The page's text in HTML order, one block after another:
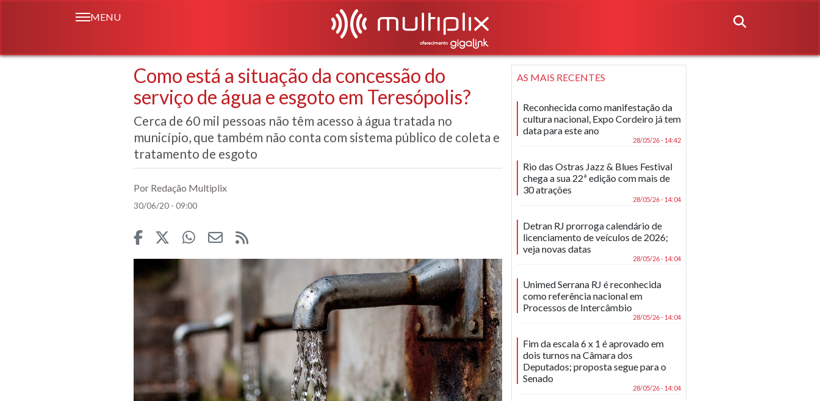
MENU
Como está a situação da concessão do
serviço de água e esgoto em Teresópolis?
Cerca de 60 mil pessoas não têm acesso à água tratada no
município, que também não conta com sistema público de coleta e
tratamento de esgoto
Por Redação Multiplix
30/06/20 - 09:00
AS MAIS RECENTES
Reconhecida como manifestação da
cultura nacional, Expo Cordeiro já tem
data para este ano
28/05/26 - 14:42
Rio das Ostras Jazz & Blues Festival
chega a sua 22ª edição com mais de
30 atrações
28/05/26 - 14:04
Detran RJ prorroga calendário de
licenciamento de veículos de 2026;
veja novas datas
28/05/26 - 14:04
Unimed Serrana RJ é reconhecida
como referência nacional em
Processos de Intercâmbio
28/05/26 - 14:04
Fim da escala 6 x 1 é aprovado em
dois turnos na Câmara dos
Deputados; proposta segue para o
Senado
28/05/26 - 14:04